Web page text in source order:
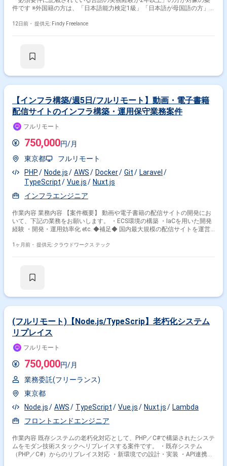
件です ※外国籍の方は、「日本語能力検定1級」「日本語が母国語の方」
稼働が前提となります。 ※すでにFindy Freelanceで担当がついている方
12日前・ 提供元: Findy Freelance
【インフラ構築/週5日/フルリモート】動画・電子書籍
配信サイトのインフラ構築・運用保守業務案件
フルリモート
750,000円/月
東京都
フルリモート
PHP
Node.js AWS Docker Git
Laravel
TypeScript
Vue.js
Nuxt.js
インフラエンジニア
作業内容 業務内容 【案件概要】 動画や電子書籍の配信サイトの開発にお
いて、下記の業務をお願いします。 ・ECS環境の構築 ・IaCを用いた開発
経験 ・開発・運用効率化 etc. ◆補足◆ 国内最大規模の配信サイトを運営
ことが可能で、技術的な提案等もしやすい環境となっております。 ◆主な
服装：オフィスカジュアル ・貸与：貸与あり 関わるサービス・プロダク
1ヶ月前・ 提供元: クラウドワークス テック
(フルリモート)【Node.js/TypeScrip】老朽化システム
リプレイス
フルリモート
750,000円/月
業務委託(フリーランス)
東京都
Node.js
AWS TypeScript Vue.js Nuxt.js
Lambda
フロントエンドエンジニア
作業内容 既存システムの老朽化対応として、PHP／C#で構築されたシステ
ムをモダン技術スタックへリプレイスする案件です。 ・既存システム
（PHP／C#）からのリプレイス対応 ・新環境での設計・実装 ・API連携開